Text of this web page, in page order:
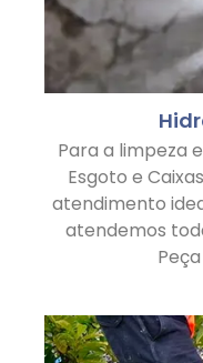
Para a limpeza
Esgoto e
atendimento
atendemos